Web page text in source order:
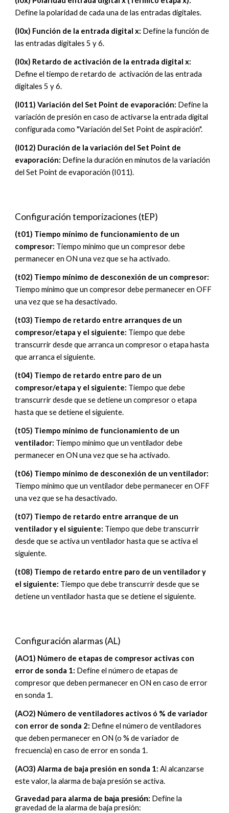
Define la polaridad de cada una de las entradas digitales.
(I0x) Función de la entrada digital x: Define la función de
las entradas digitales 5 y 6.
(I0x) Retardo de activación de la entrada digital x:
Define el tiempo de retardo de activación de las entrada
digitales 5 y 6.
(I011)Variación del Set Point de evaporación: Define la
variación de presión en caso de activarse la entrada digital
configurada como "Variación del Set Point de aspiración".
(I012) Duración de la variación del Set Point de
evaporación: Define la duración en minutos de la variación
del Set Point de evaporación (I011).
Configuracióntemporizaciones (tEP)
(t01) Tiempo mínimo de funcionamiento de un
compresor: Tiempo mínimo que un compresor debe
permanecer en ON una vez que se ha activado.
(t02) Tiempo mínimo de desconexión de un compresor:
Tiempo mínimo que un compresor debe permanecer en OFF
una vez que se ha desactivado.
(t03) Tiempo de retardo entre arranques de un
compresor/etapa y el siguiente: Tiempo que debe
transcurrirdesde que arranca un compresor o etapa hasta
que arranca el siguiente.
(t04) Tiempo de retardo entre paro de un
compresor/etapa y el siguiente: Tiempo que debe
transcurrir desde quese detieneun compresor o etapa
hasta quese detiene el siguiente.
(t05) Tiempo mínimo de funcionamiento de un
ventilador: Tiempo mínimo que unventiladordebe
permanecer en ON una vez que se ha activado.
(t06) Tiempo mínimo de desconexión de un ventilador:
Tiempo mínimo que un ventilador debe permanecer en OFF
una vez que se ha desactivado.
(t07) Tiempo de retardo entre arranque de un
ventilador y el siguiente: Tiempo que debe transcurrir
desde que seactivaunventiladorhasta que seactivael
siguiente.
(t08) Tiempo de retardo entre paro de un ventilador y
el siguiente: Tiempo que debe transcurrir desde que se
detieneun ventilador hasta que sedetieneel siguiente.
Configuración alarmas (AL)
(AO1) Número de etapas de compresor activas con
error de sonda 1: Define el número de etapas de
compresor que deben permanecer en ON en caso de error
en sonda 1.
(AO2) Número de ventiladores activos ó % de variador
con error de sonda 2: Define el número deventiladores
que deben permaneceren ON(o % de variador de
frecuencia)en caso de error en sonda 1.
(AO3) Alarma de baja presión en sonda 1: Al alcanzarse
este valor, la alarma de baja presión se activa.
Gravedad para alarma de baja presión: Define la
gravedad de la alarma de baja presión: